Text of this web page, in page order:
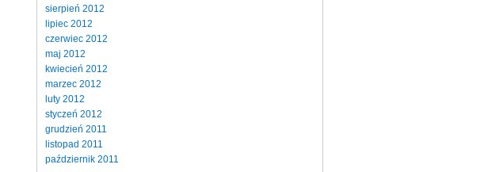
sierpień 2012
lipiec 2012
czerwiec 2012
maj 2012
kwiecień 2012
marzec 2012
luty 2012
styczeń 2012
grudzień 2011
listopad 2011
październik 2011